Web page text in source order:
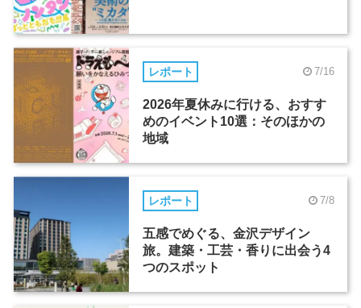
レポート 7/16
2026年夏休みに行ける、おすす
めのイベント10選：そのほかの
地域
レポート 7/8
五感でめぐる、金沢デザイン
旅。建築・工芸・香りに出会う4
つのスポット